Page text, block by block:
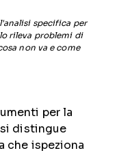
specifica per
rileva problemi di
non va e come
per la
distingue
che ispeziona